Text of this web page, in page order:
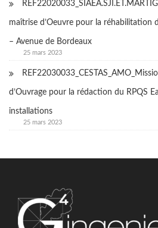
maîtrise d’Oeuvre pour la réhabilitation
– Avenue de Bordeaux
25 mars 2023
d’Ouvrage pour la rédaction du RPQS
installations
25 mars 2023